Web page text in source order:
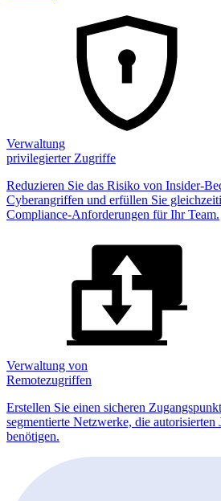
Verwaltung
privilegierter Zugriffe
Reduzieren Sie das Risiko von Insider-
Cyberangriffen und erfüllen Sie
Compliance-Anforderungen für Ihr Team.
Verwaltung von
Remotezugriffen
Erstellen Sie einen sicheren
segmentierte Netzwerke, die
benötigen.